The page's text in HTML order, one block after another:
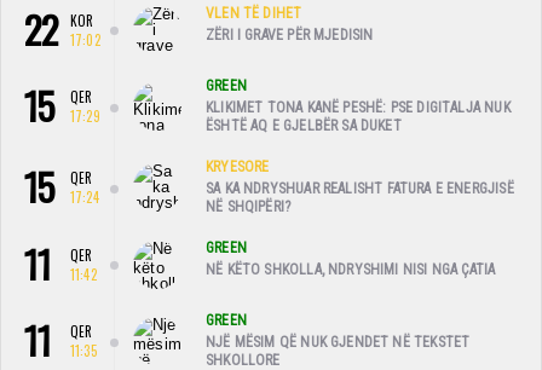
22
KOR
17:02
VLEN TË DIHET
ZËRI I GRAVE PËR MJEDISIN
15
QER
17:29
GREEN
KLIKIMET TONA KANË PESHË: PSE DIGITALJA NUK
ËSHTË AQ E GJELBËR SA DUKET
15
QER
17:24
KRYESORE
SA KA NDRYSHUAR REALISHT FATURA E ENERGJISË
NË SHQIPËRI?
11
QER
11:42
GREEN
NË KËTO SHKOLLA, NDRYSHIMI NISI NGA ÇATIA
11
QER
11:35
GREEN
NJË MËSIM QË NUK GJENDET NË TEKSTET
SHKOLLORE